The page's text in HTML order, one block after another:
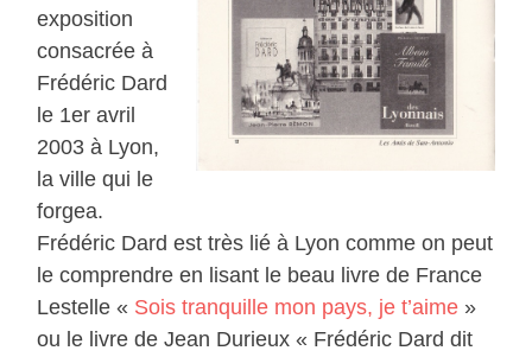
exposition
consacrée à
Frédéric Dard
le 1er avril
2003 à Lyon,
la ville qui le
forgea.
Frédéric Dard est très lié à Lyon comme on peut
le comprendre en lisant le beau livre de France
Lestelle « Sois tranquille mon pays, je t’aime »
ou le livre de Jean Durieux « Frédéric Dard dit